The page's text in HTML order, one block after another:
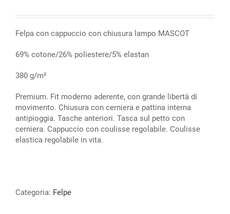
Felpa con cappuccio con chiusura lampo MASCOT
69% cotone/26% poliestere/5% elastan
380 g/m²
Premium. Fit moderno aderente, con grande libertà di
movimento. Chiusura con cerniera e pattina interna
antipioggia. Tasche anteriori. Tasca sul petto con
cerniera. Cappuccio con coulisse regolabile. Coulisse
elastica regolabile in vita.
Categoria: Felpe